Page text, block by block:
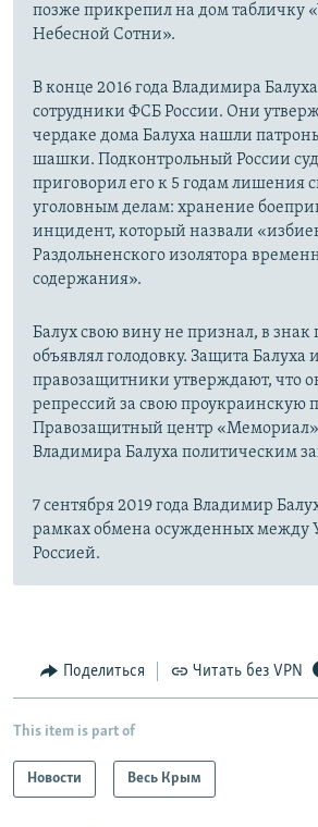
позже прикрепил на дом табличку
Небесной Сотни».
В конце 2016 года Владимира
сотрудники ФСБ России. Они
чердаке дома Балуха нашли
шашки. Подконтрольный России
приговорил его к 5 годам лишения
уголовным делам: хранение
инцидент, который назвали
Раздольненского изолятора
содержания».
Балух свою вину не признал, в знак
объявлял голодовку. Защита Балуха и
правозащитники утверждают, что
репрессий за свою проукраинскую
Правозащитный центр
Владимира Балуха политическим
7 сентября 2019 года Владимир
рамках обмена осужденных между
Россией.
Поделиться Читать без VPN
This item is part of
Новости Весь Крым